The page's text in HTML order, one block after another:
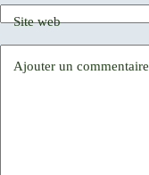
Site web
Ajouter un commentaire